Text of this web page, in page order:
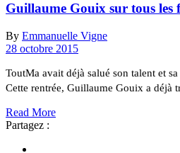
Guillaume Gouix sur tous les
By Emmanuelle Vigne
28 octobre 2015
ToutMa avait déjà salué son talent et
Cette rentrée, Guillaume Gouix a déjà
Read More
Partagez :